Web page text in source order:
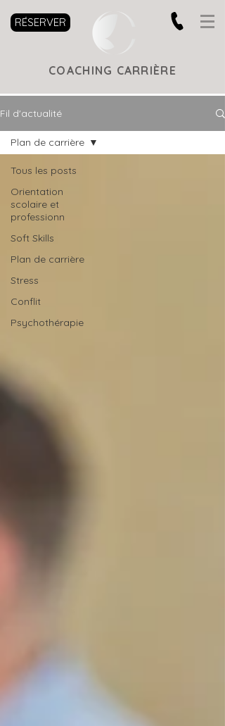
RÉSERVER
COACHING CARRIÈRE
Fil d'actualité
Tous les posts
Orientation
scolaire et
professionn
Soft Skills
Plan de carrière
Stress
Conflit
Psychothérapie
Plan de carrière